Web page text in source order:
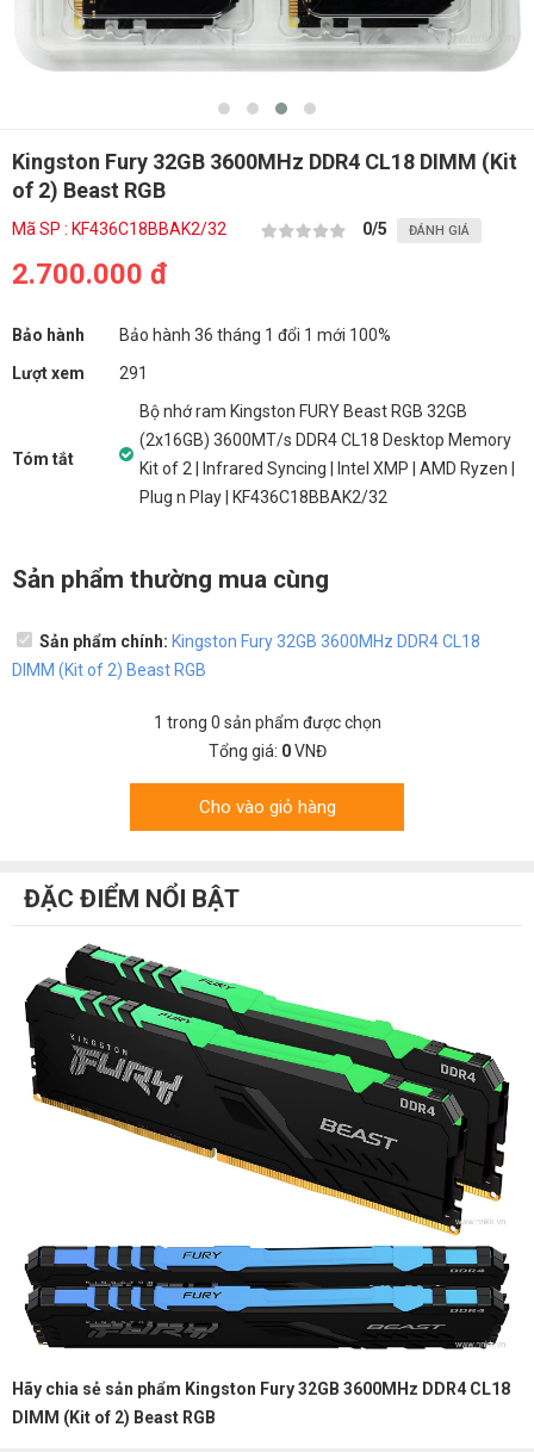
Kingston Fury 32GB 3600MHz DDR4 CL18 DIMM (Kit
of 2) Beast RGB
Mã SP : KF436C18BBAK2/32 0/5 ĐÁNH GIÁ
2.700.000 đ
Bảo hành
Bảo hành 36 tháng 1 đổi 1 mới 100%
Lượt xem
291
Tóm tắt
Bộ nhớ ram Kingston FURY Beast RGB 32GB
(2x16GB) 3600MT/s DDR4 CL18 Desktop Memory
Kit of 2 | Infrared Syncing | Intel XMP | AMD Ryzen |
Plug n Play | KF436C18BBAK2/32
Sản phẩm thường mua cùng
Sản phẩm chính: Kingston Fury 32GB 3600MHz DDR4 CL18
DIMM (Kit of 2) Beast RGB
1 trong 0 sản phẩm được chọn
Tổng giá: 0VNĐ
Cho vào giỏ hàng
ĐẶC ĐIỂM NỔI BẬT
Hãy chia sẻ sản phẩm Kingston Fury 32GB 3600MHz DDR4 CL18
DIMM (Kit of 2) Beast RGB